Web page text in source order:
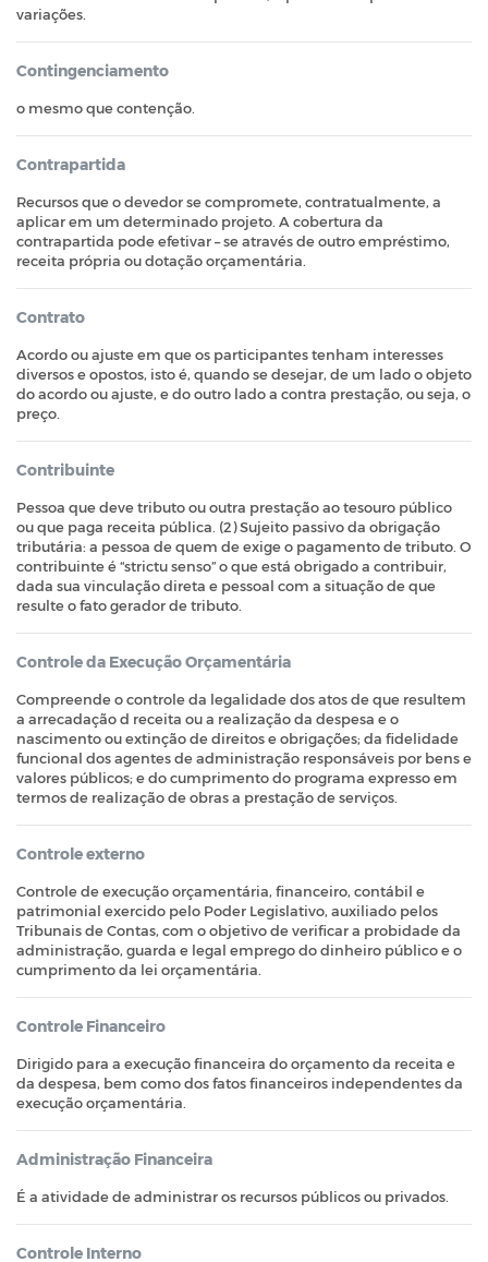
variações.
Contingenciamento
o mesmo que contenção.
Contrapartida
Recursos que o devedor se compromete, contratualmente, a
aplicar em um determinado projeto. A cobertura da
contrapartida pode efetivar – se através de outro empréstimo,
receita própria ou dotação orçamentária.
Contrato
Acordo ou ajuste em que os participantes tenham interesses
diversos e opostos, isto é, quando se desejar, de um lado o objeto
do acordo ou ajuste, e do outro lado a contra prestação, ou seja, o
preço.
Contribuinte
Pessoa que deve tributo ou outra prestação ao tesouro público
ou que paga receita pública. (2) Sujeito passivo da obrigação
tributária: a pessoa de quem de exige o pagamento de tributo. O
contribuinte é “strictu senso” o que está obrigado a contribuir,
dada sua vinculação direta e pessoal com a situação de que
resulte o fato gerador de tributo.
Controle da Execução Orçamentária
Compreende o controle da legalidade dos atos de que resultem
a arrecadação d receita ou a realização da despesa e o
nascimento ou extinção de direitos e obrigações; da fidelidade
funcional dos agentes de administração responsáveis por bens e
valores públicos; e do cumprimento do programa expresso em
termos de realização de obras a prestação de serviços.
Controle externo
Controle de execução orçamentária, financeiro, contábil e
patrimonial exercido pelo Poder Legislativo, auxiliado pelos
Tribunais de Contas, com o objetivo de verificar a probidade da
administração, guarda e legal emprego do dinheiro público e o
cumprimento da lei orçamentária.
Controle Financeiro
Dirigido para a execução financeira do orçamento da receita e
da despesa, bem como dos fatos financeiros independentes da
execução orçamentária.
Administração Financeira
É a atividade de administrar os recursos públicos ou privados.
Controle Interno